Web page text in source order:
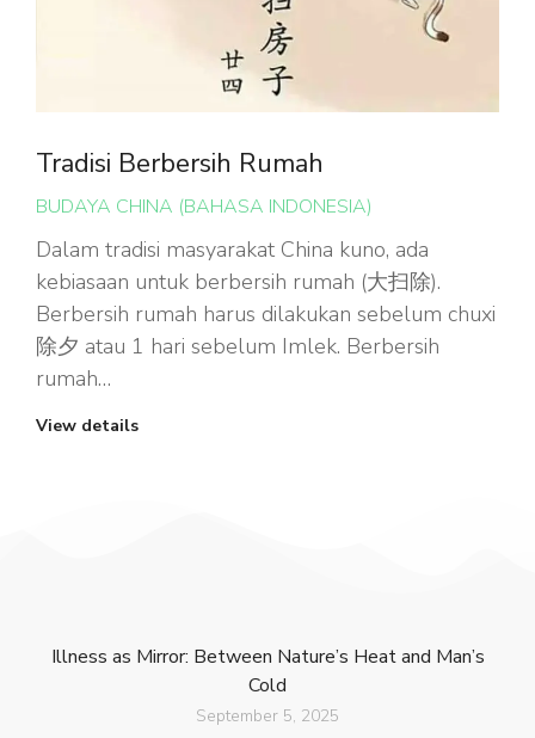
Tradisi Berbersih Rumah
BUDAYA CHINA (BAHASA INDONESIA)
Dalam tradisi masyarakat China kuno, ada
kebiasaan untuk berbersih rumah (大扫除).
Berbersih rumah harus dilakukan sebelum chuxi
除夕 atau 1 hari sebelum Imlek. Berbersih
rumah…
View details
Illness as Mirror: Between Nature’s Heat and Man’s
Cold
September 5, 2025